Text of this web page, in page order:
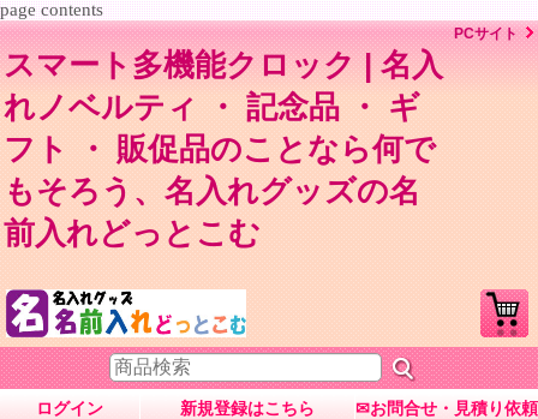
page contents
スマート多機能クロック | 名入
れノベルティ ・ 記念品 ・ ギ
フト ・ 販促品のことなら何で
もそろう、名入れグッズの名
前入れどっとこむ
PCサイト
ログイン 新規登録はこちら ✉お問合せ・見積り依頼